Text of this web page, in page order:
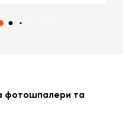
фотошпалери та